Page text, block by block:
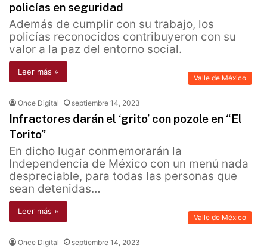
policías en seguridad
Además de cumplir con su trabajo, los
policías reconocidos contribuyeron con su
valor a la paz del entorno social.
Leer más »
Valle de México
Once Digital septiembre 14, 2023
Infractores darán el ‘grito’ con pozole en “El
Torito”
En dicho lugar conmemorarán la
Independencia de México con un menú nada
despreciable, para todas las personas que
sean detenidas…
Leer más »
Valle de México
Once Digital septiembre 14, 2023